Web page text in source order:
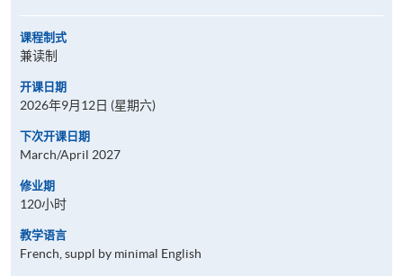
课程制式
兼读制
开课日期
2026年9月12日 (星期六)
下次开课日期
March/April 2027
修业期
120小时
教学语言
French, suppl by minimal English